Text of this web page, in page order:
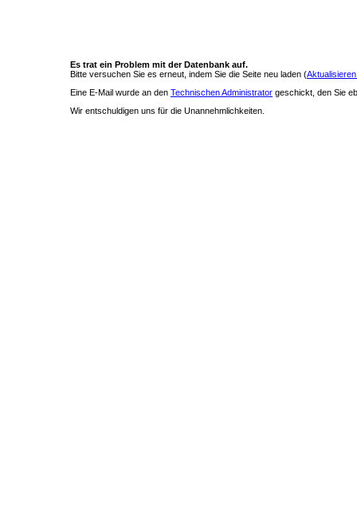
Es trat ein Problem mit der Datenbank auf.
Bitte versuchen Sie es erneut, indem Sie die Seite neu laden (
Eine E-Mail wurde an den Technischen Administrator geschickt, den Sie
Wir entschuldigen uns für die Unannehmlichkeiten.